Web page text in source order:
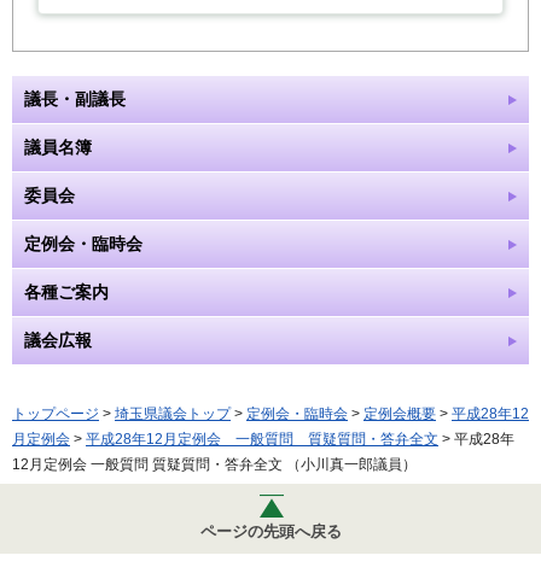
議長・副議長
議員名簿
委員会
定例会・臨時会
各種ご案内
議会広報
トップページ > 埼玉県議会トップ> 定例会・臨時会 > 定例会概要 > 平成28年12
月定例会 > 平成28年12月定例会 一般質問 質疑質問・答弁全文 > 平成28年
12月定例会 一般質問 質疑質問・答弁全文 （小川真一郎議員）
ページの先頭へ戻る